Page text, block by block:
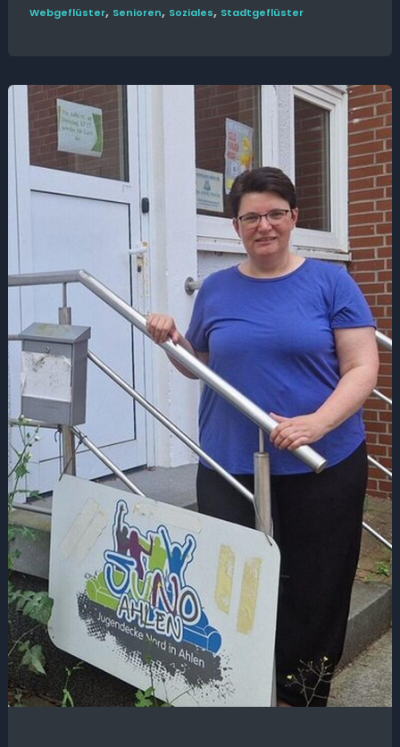
Web­­geflüster, Senioren, Soziales, Stadt­geflüster